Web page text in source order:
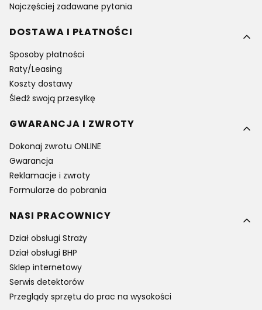
Najczęściej zadawane pytania
DOSTAWA I PŁATNOŚCI
Sposoby płatności
Raty/Leasing
Koszty dostawy
Śledź swoją przesyłkę
GWARANCJA I ZWROTY
Dokonaj zwrotu ONLINE
Gwarancja
Reklamacje i zwroty
Formularze do pobrania
NASI PRACOWNICY
Dział obsługi Straży
Dział obsługi BHP
Sklep internetowy
Serwis detektorów
Przeglądy sprzętu do prac na wysokości